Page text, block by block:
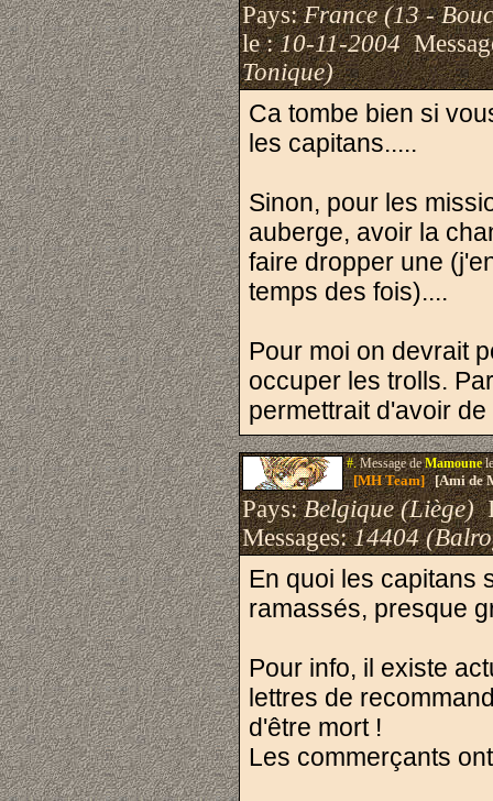
Pays:France (13 -
le :10-11-2004
Tonique)
Ca tombe bien si
les capitans.....
Sinon, pour les
auberge, avoir la
faire dropper une
temps des fois)....
Pour moi on devrait
occuper les trolls.
permettrait d'avoir
#.Message deMamoune
[MH Team][Ami de
Pays:Belgique (Liège)
Messages:14404
En quoi les capitans
ramassés, presque
Pour info, il existe
lettres de
d'être mort !
Les commerçants